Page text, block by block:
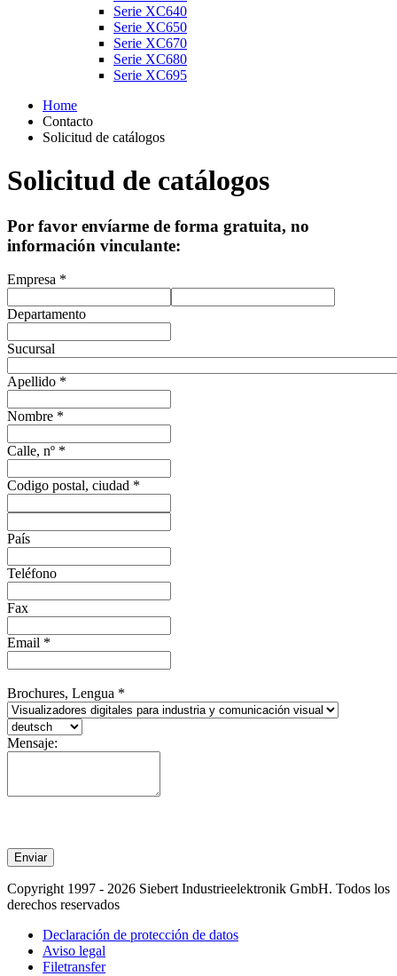
Serie XC640
Serie XC650
Serie XC670
Serie XC680
Serie XC695
Home
Contacto
Solicitud de catálogos
Solicitud de catálogos
Por favor envíarme de forma gratuita, no
información vinculante:
Empresa *
Departamento
Sucursal
Apellido *
Nombre *
Calle, nº *
Codigo postal, ciudad *
País
Teléfono
Fax
Email *
Brochures, Lengua *
Mensaje:
Enviar
Copyright 1997 - 2026 Siebert Industrieelektronik GmbH. Todos los
derechos reservados
Declaración de protección de datos
Aviso legal
Filetransfer